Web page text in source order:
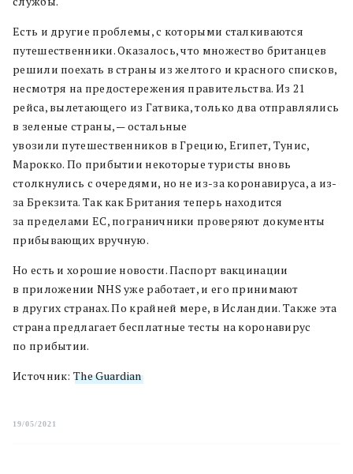
Есть и другие проблемы, с которыми сталкиваются
путешественники. Оказалось, что множество британцев
решили поехать в страны из желтого и красного списков,
несмотря на предостережения правительства. Из 21
рейса, вылетающего из Гатвика, только два отправлялись
в зеленые страны, — остальные
увозили путешественников в Грецию, Египет, Тунис,
Марокко. По прибытии некоторые туристы вновь
столкнулись с очередями, но не из-за коронавируса, а из-
за Брекзита. Так как Британия теперь находится
за пределами ЕС, пограничники проверяют документы
прибывающих вручную.
Но есть и хорошие новости. Паспорт вакцинации
в приложении NHS уже работает, и его принимают
в других странах. По крайней мере, в Исландии. Также эта
страна предлагает бесплатные тесты на коронавирус
по прибытии.
Источник: The Guardian
19/05/2021